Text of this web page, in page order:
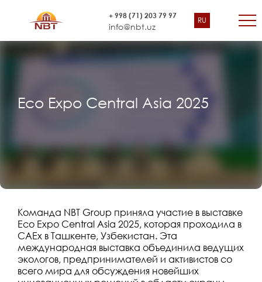
RU
+ 998 (71) 203 79 97
info@nbt.uz
Eco Expo Central Asia 2025
Команда NBT Group приняла участие в выставке
Eco Expo Central Asia 2025, которая проходила в
CAEx в Ташкенте, Узбекистан. Эта
международная выставка объединила ведущих
экологов, предпринимателей и активистов со
всего мира для обсуждения новейших